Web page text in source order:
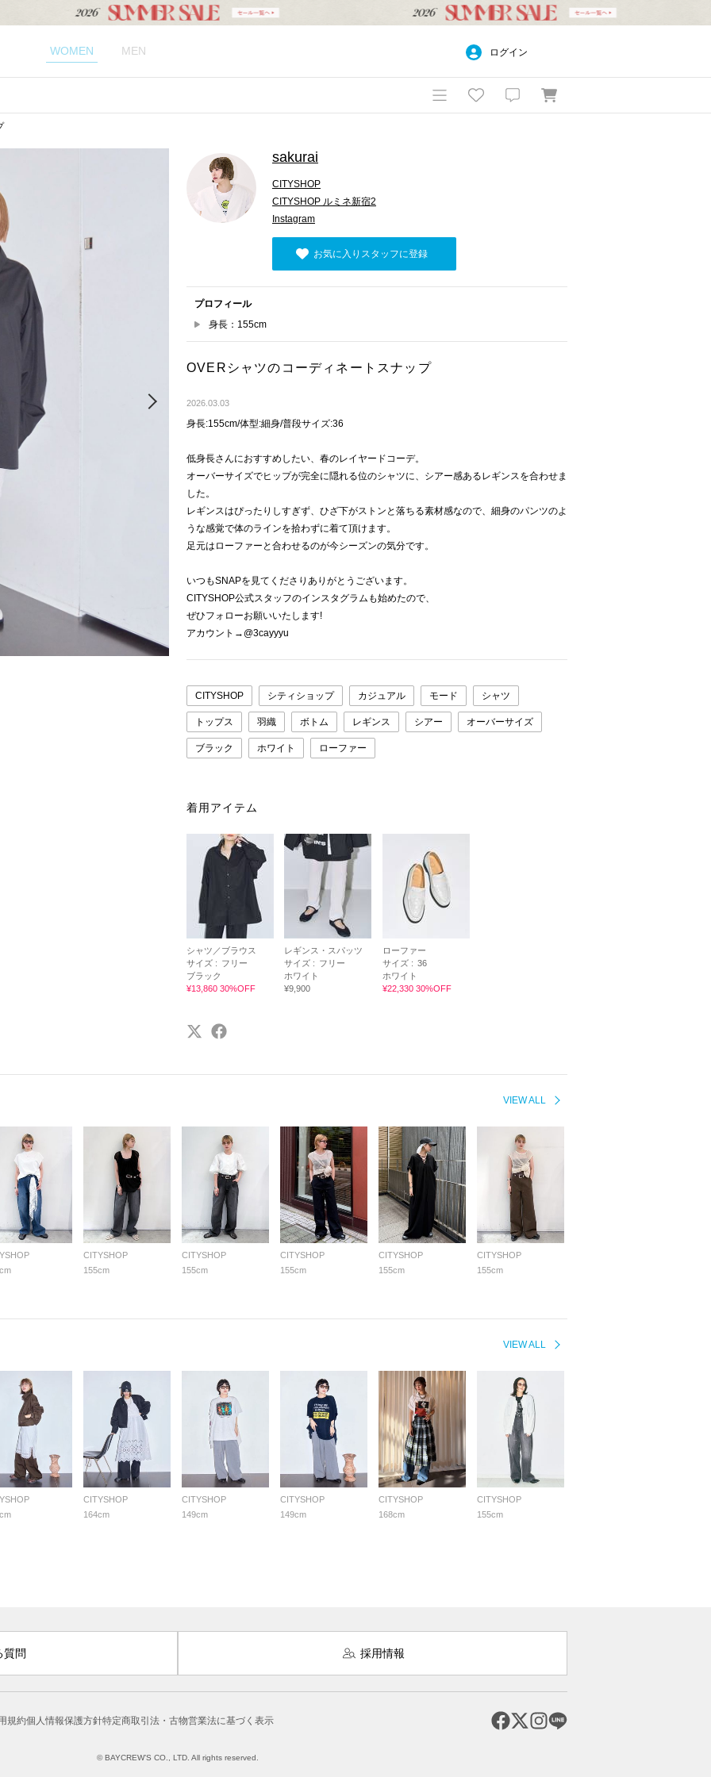
WOMEN MEN ログイン
sakurai
CITYSHOP
CITYSHOP ルミネ新宿2
Instagram
お気に入りスタッフに登録
プロフィール
身長：155cm
OVERシャツのコーディネートスナップ
2026.03.03
身長:155cm/体型:細身/普段サイズ:36
低身長さんにおすすめしたい、春のレイヤードコーデ。
オーバーサイズでヒップが完全に隠れる位のシャツに、シアー感あるレギンスを合わせま
した。
レギンスはぴったりしすぎず、ひざ下がストンと落ちる素材感なので、細身のパンツのよ
うな感覚で体のラインを拾わずに着て頂けます。
足元はローファーと合わせるのが今シーズンの気分です。
いつもSNAPを見てくださりありがとうございます。
CITYSHOP公式スタッフのインスタグラムも始めたので、
ぜひフォローお願いいたします!
アカウント→@3cayyyu
CITYSHOP シティショップ カジュアル モード シャツ
トップス 羽織 ボトム レギンス シアー オーバーサイズ
ブラック ホワイト ローファー
着用アイテム
シャツ／ブラウス
サイズ : フリー
ブラック
¥13,860 30%OFF
レギンス・スパッツ
サイズ : フリー
ホワイト
¥9,900
ローファー
サイズ : 36
ホワイト
¥22,330 30%OFF
VIEW ALL
CITYSHOP
155cm
CITYSHOP
155cm
CITYSHOP
155cm
CITYSHOP
155cm
CITYSHOP
155cm
VIEW ALL
CITYSHOP
164cm
CITYSHOP
149cm
CITYSHOP
149cm
CITYSHOP
168cm
CITYSHOP
155cm
質問 採用情報
規約個人情報保護方針特定商取引法・古物営業法に基づく表示
© BAYCREW’S CO., LTD. All rights reserved.